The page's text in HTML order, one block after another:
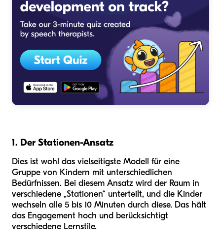
1. Der Stationen-Ansatz
Dies ist wohl das vielseitigste Modell für eine
Gruppe von Kindern mit unterschiedlichen
Bedürfnissen. Bei diesem Ansatz wird der Raum in
verschiedene „Stationen“ unterteilt, und die Kinder
wechseln alle 5 bis 10 Minuten durch diese. Das hält
das Engagement hoch und berücksichtigt
verschiedene Lernstile.